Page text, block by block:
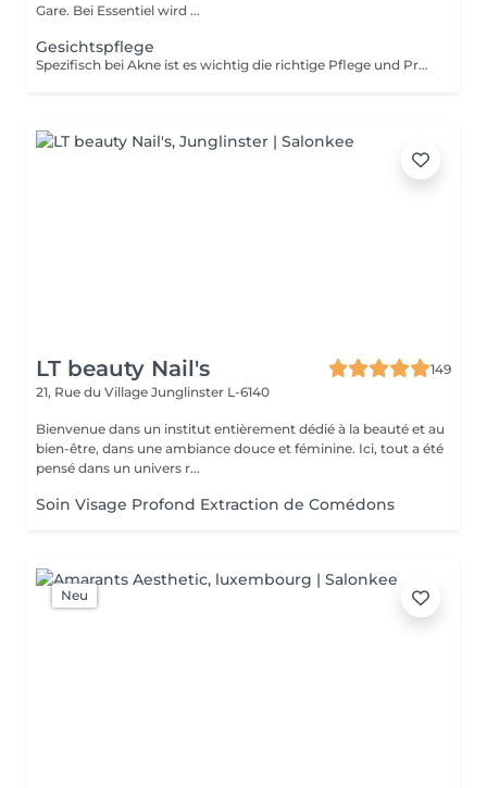
Gare. Bei Essentiel wird ...
Gesichtspflege
Spezifisch bei Akne ist es wichtig die richtige Pflege und Produkte anzuwenden. Eine effektive Reinigung der Unreinheiten und eine sanfte Nachbehandlung ermöglicht eine progressive Besserung des Hautzustands. Um den Hautzustand progressiv zu bessern empfehle ich 1 Behandlung pro Woche über 1 Monat. WICHTIG: Ich gönne meine jungen Klienten Intimität, Erholung und Entspannung, deswegen dulde ich keine Begleitperson im Behadlungsraum. INBEGRIFFEN: Vorbereitung der Haut, Ausreinigung und gezielte Pflege. Sterilisiertes Material und/oder zum einmaligen Gebrauch.
LT beauty Nail's
149
21, Rue du Village Junglinster L-6140
Bienvenue dans un institut entièrement dédié à la beauté et au
bien-être, dans une ambiance douce et féminine. Ici, tout a été
pensé dans un univers r...
Soin Visage Profond Extraction de Comédons
Neu